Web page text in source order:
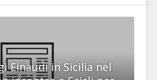
Einaudi in Sicilia nel